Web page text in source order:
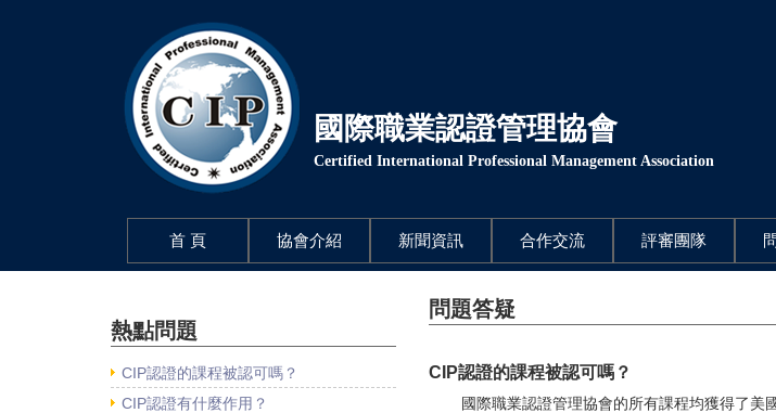
國際職業認證管理協會
Certified International Professional Management Association
首 頁(current) 協會介紹 新聞資訊 合作交流 評審團隊
熱點問題
CIP認證的課程被認可嗎？
CIP認證有什麼作用？
問題答疑
CIP認證的課程被認可嗎？
國際職業認證管理協會的所有課程均獲得了